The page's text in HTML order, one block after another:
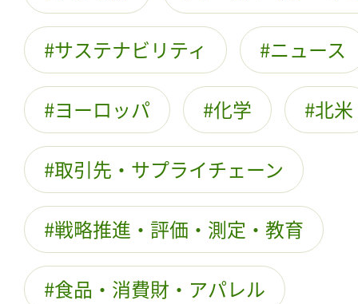
サステナビリティ ニュース
ヨーロッパ 化学 北米
取引先・サプライチェーン
戦略推進・評価・測定・教育
食品・消費財・アパレル